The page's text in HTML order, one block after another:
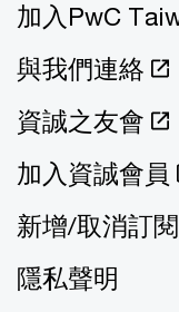
加入PwC
與我們連絡
資誠之友會
加入資誠會員
新增/取消訂
隱私聲明